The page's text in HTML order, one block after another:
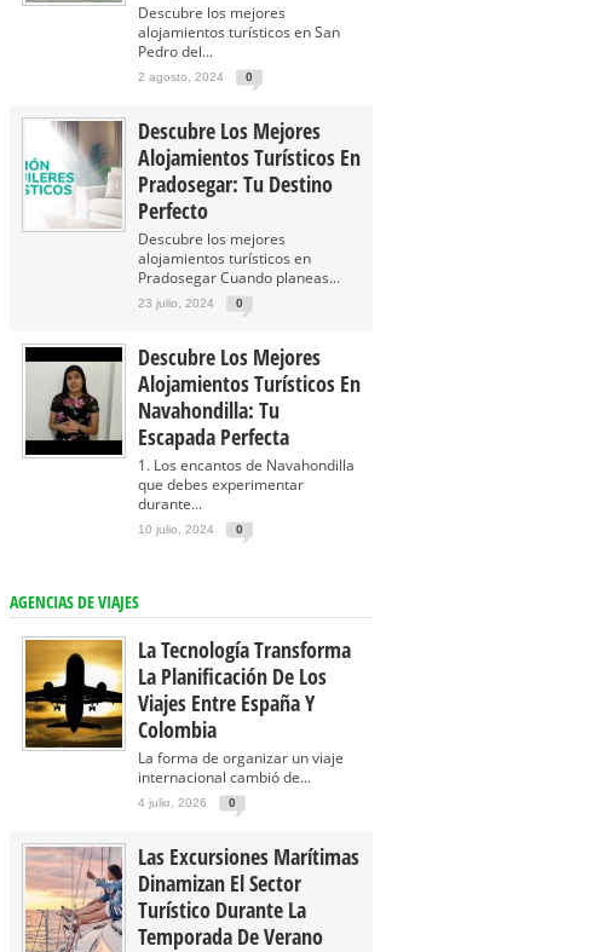
Descubre los mejores
alojamientos turísticos en San
Pedro del...
2 agosto, 2024 0
Descubre Los Mejores
Alojamientos Turísticos En
Pradosegar: Tu Destino
Perfecto
Descubre los mejores
alojamientos turísticos en
Pradosegar Cuando planeas...
23 julio, 2024 0
Descubre Los Mejores
Alojamientos Turísticos En
Navahondilla: Tu
Escapada Perfecta
1. Los encantos de Navahondilla
que debes experimentar
durante...
10 julio, 2024 0
AGENCIAS DE VIAJES
La Tecnología Transforma
La Planificación De Los
Viajes Entre España Y
Colombia
La forma de organizar un viaje
internacional cambió de...
4 julio, 2026 0
Las Excursiones Marítimas
Dinamizan El Sector
Turístico Durante La
Temporada De Verano